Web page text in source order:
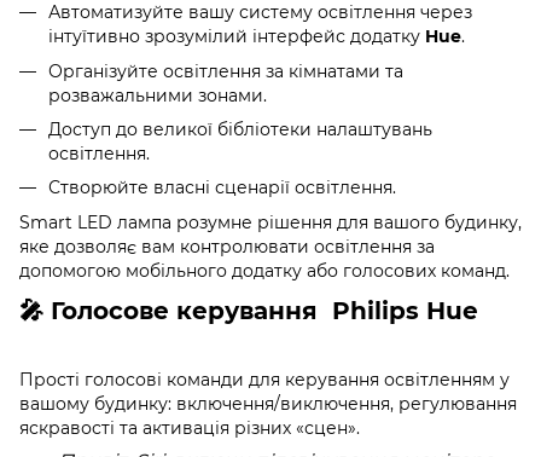
Автоматизуйте вашу систему освітлення через
інтуїтивно зрозумілий інтерфейс додатку Hue.
Організуйте освітлення за кімнатами та
розважальними зонами.
Доступ до великої бібліотеки налаштувань
освітлення.
Створюйте власні сценарії освітлення.
Smart LED лампа розумне рішення для вашого будинку,
яке дозволяє вам контролювати освітлення за
допомогою мобільного додатку або голосових команд.
🎤 Голосове керування Philips Hue
Прості голосові команди для керування освітленням у
вашому будинку: включення/виключення, регулювання
яскравості та активація різних «сцен».